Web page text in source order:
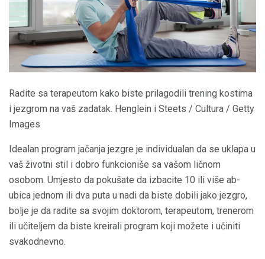
Radite sa terapeutom kako biste prilagodili trening kostima
i jezgrom na vaš zadatak. Henglein i Steets / Cultura / Getty
Images
Idealan program jačanja jezgre je individualan da se uklapa u
vaš životni stil i dobro funkcioniše sa vašom ličnom
osobom. Umjesto da pokušate da izbacite 10 ili više ab-
ubica jednom ili dva puta u nadi da biste dobili jako jezgro,
bolje je da radite sa svojim doktorom, terapeutom, trenerom
ili učiteljem da biste kreirali program koji možete i učiniti
svakodnevno.